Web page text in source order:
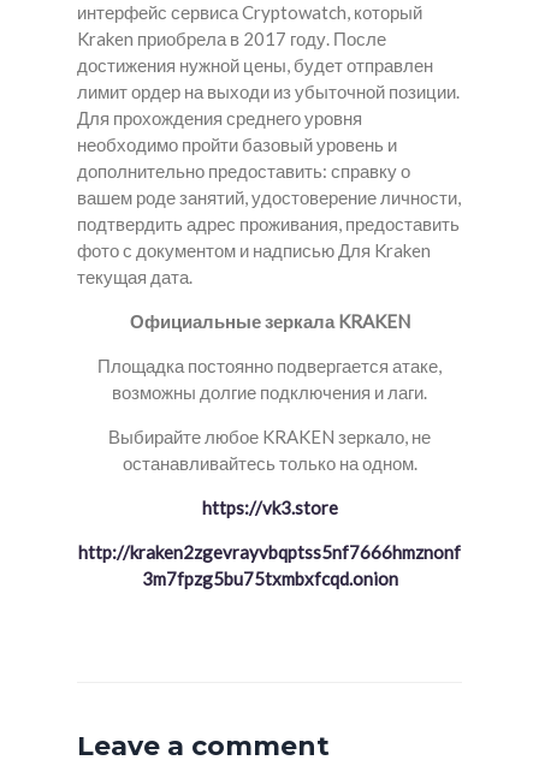
интерфейс сервиса Cryptowatch, который
Kraken приобрела в 2017 году. После
достижения нужной цены, будет отправлен
лимит ордер на выходи из убыточной позиции.
Для прохождения среднего уровня
необходимо пройти базовый уровень и
дополнительно предоставить: справку о
вашем роде занятий, удостоверение личности,
подтвердить адрес проживания, предоставить
фото с документом и надписью Для Kraken
текущая дата.
Официальные зеркала KRAKEN
Площадка постоянно подвергается атаке,
возможны долгие подключения и лаги.
Выбирайте любое KRAKEN зеркало, не
останавливайтесь только на одном.
https://vk3.store
http://kraken2zgevrayvbqptss5nf7666hmznonf
3m7fpzg5bu75txmbxfcqd.onion
Leave a comment